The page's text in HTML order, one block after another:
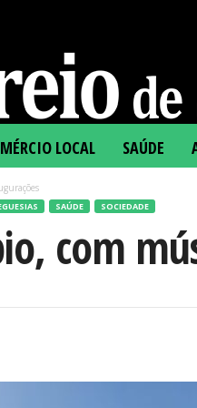
LOCAL SAÚDE
SAÚDE SOCIEDADE
com